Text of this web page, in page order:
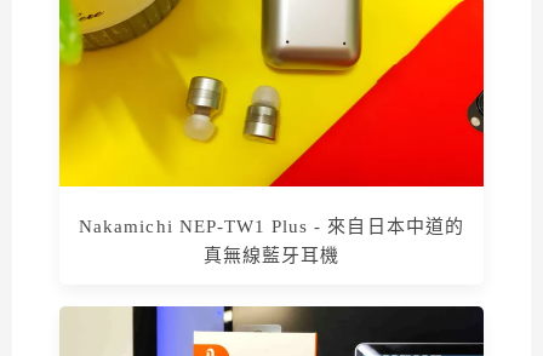
Nakamichi NEP-TW1 Plus - 來自日本中道的
真無線藍牙耳機